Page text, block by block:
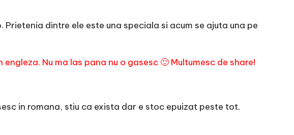
dintre ele este una speciala si acum se ajuta una pe
Nu ma las pana nu o gasesc 🙂 Multumesc de share!
in romana, stiu ca exista dar e stoc epuizat peste tot.